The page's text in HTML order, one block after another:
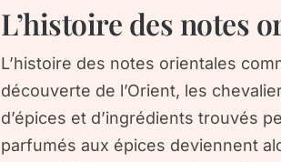
L’histoire des notes
L’histoire des notes orientales
découverte de l’Orient, les
d’épices et d’ingrédients trouvés
parfumés aux épices deviennent